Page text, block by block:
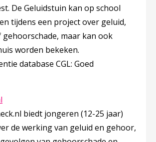
De Geluidstuin kan op school
tijdens een project over geluid,
maar kan ook
worden bekeken.
database CGL: Goed
biedt jongeren (12-25 jaar)
de werking van geluid en gehoor,